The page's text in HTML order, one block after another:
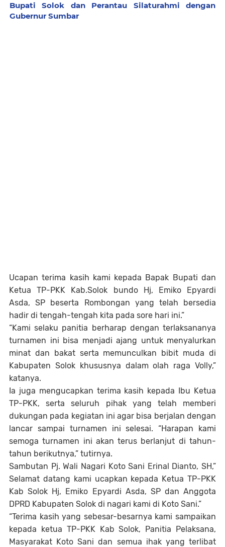
Bupati Solok dan Perantau Silaturahmi dengan
Gubernur Sumbar
Ucapan terima kasih kami kepada Bapak Bupati dan
Ketua TP-PKK Kab.Solok bundo Hj, Emiko Epyardi
Asda, SP beserta Rombongan yang telah bersedia
hadir di tengah-tengah kita pada sore hari ini.”
“Kami selaku panitia berharap dengan terlaksananya
turnamen ini bisa menjadi ajang untuk menyalurkan
minat dan bakat serta memunculkan bibit muda di
Kabupaten Solok khususnya dalam olah raga Volly,”
katanya.
Ia juga mengucapkan terima kasih kepada Ibu Ketua
TP-PKK, serta seluruh pihak yang telah memberi
dukungan pada kegiatan ini agar bisa berjalan dengan
lancar sampai turnamen ini selesai. “Harapan kami
semoga turnamen ini akan terus berlanjut di tahun-
tahun berikutnya,” tutirnya.
Sambutan Pj. Wali Nagari Koto Sani Erinal Dianto, SH,”
Selamat datang kami ucapkan kepada Ketua TP-PKK
Kab Solok Hj, Emiko Epyardi Asda, SP dan Anggota
DPRD Kabupaten Solok di nagari kami di Koto Sani.”
“Terima kasih yang sebesar-besarnya kami sampaikan
kepada ketua TP-PKK Kab Solok, Panitia Pelaksana,
Masyarakat Koto Sani dan semua ihak yang terlibat